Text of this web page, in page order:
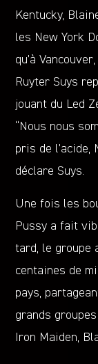
Kentucky,
les New York
qu’à
Ruyter Suys
jouant du Led
“Nous nous
pris de l’acide,
déclare Suys.
Une fois les
Pussy a fait
tard, le groupe
centaines de
pays,
grands groupes
Iron Maiden,